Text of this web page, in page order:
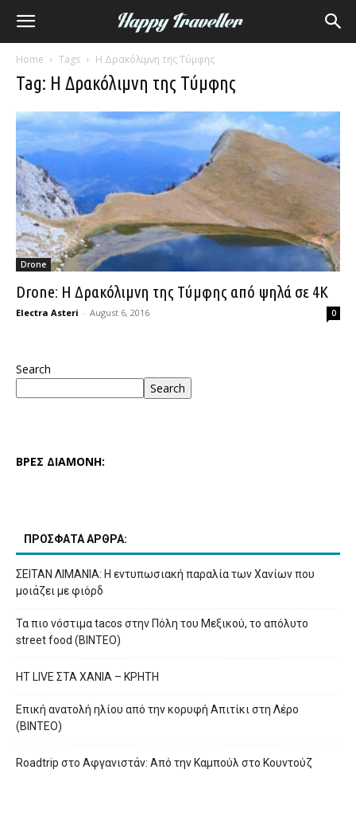
Home Tags Η Δρακόλιμνη της Τύμφης
Tag: Η Δρακόλιμνη της Τύμφης
Drone
Drone: Η Δρακόλιμνη της Τύμφης από ψηλά σε 4K
Electra Asteri - August 6, 2016 0
Search
Search
ΒΡΕΣ ΔΙΑΜΟΝΗ:
ΠΡΟΣΦΑΤΑ ΑΡΘΡΑ:
ΣΕΙΤΑΝ ΛΙΜΑΝΙΑ: Η εντυπωσιακή παραλία των Χανίων που
μοιάζει με φιόρδ
Τα πιο νόστιμα tacos στην Πόλη του Μεξικού, το απόλυτο
street food (ΒΙΝΤΕΟ)
HT LIVE ΣΤΑ ΧΑΝΙΑ – ΚΡΗΤΗ
Επική ανατολή ηλίου από την κορυφή Απιτίκι στη Λέρο
(ΒΙΝΤΕΟ)
Roadtrip στο Αφγανιστάν: Από την Καμπούλ στο Κουντούζ